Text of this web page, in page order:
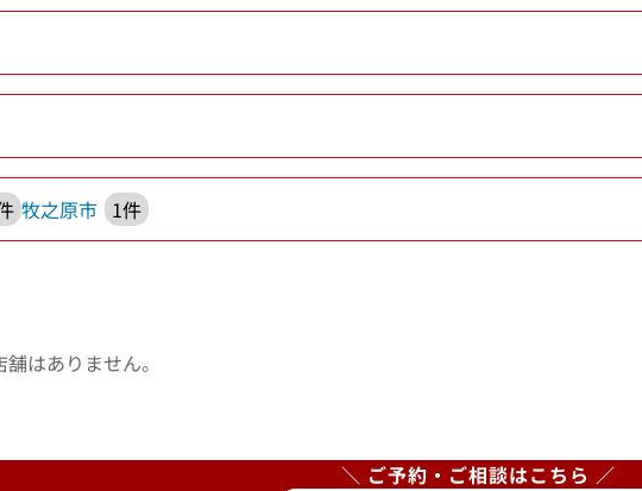
牧之原市 1件
はありません。
＼ ご予約・ご相談はこちら ／